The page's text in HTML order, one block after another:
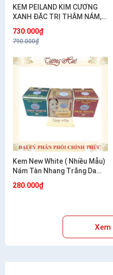
KEM PEILAND KIM CƯƠNG
XANH ĐẶC TRỊ THÂM NÁM,
TRẮNG 20G
730.000₫
790.000₫
Kem New White ( Nhiều Mẫu)
Nám Tàn Nhang Trắng Da
280.000₫
Xem